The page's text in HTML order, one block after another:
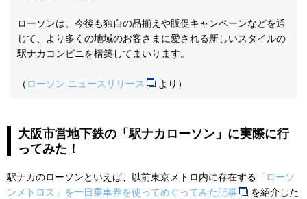
ローソンは、今後も独自の品揃えや販促キャンペーンなどを通
じて、より多くの地域のお客さまに愛される新しいスタイルの
駅ナカコンビニを構築してまいります。
（ ローソン ニュースリリース より）
大阪市営地下鉄の「駅ナカローソン」に実際に行
ってみた！
駅ナカのローソンといえば、以前東京メトロ内に存在する 「ローソ
ンメトロス」を一日乗車券を使ってめぐってみた記事
を紹介した